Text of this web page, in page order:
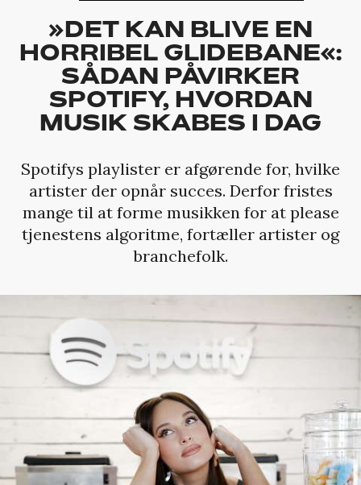
»DET KAN BLIVE EN
HORRIBEL GLIDEBANE«:
SÅDAN PÅVIRKER
SPOTIFY, HVORDAN
MUSIK SKABES I DAG
Spotifys playlister er afgørende for, hvilke
artister der opnår succes. Derfor fristes
mange til at forme musikken for at please
tjenestens algoritme, fortæller artister og
branchefolk.